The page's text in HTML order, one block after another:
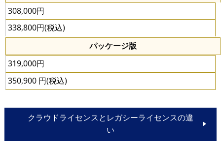
308,000円
338,800円(税込)
パッケージ版
319,000円
350,900 円(税込)
クラウドライセンスとレガシーライセンスの違
い